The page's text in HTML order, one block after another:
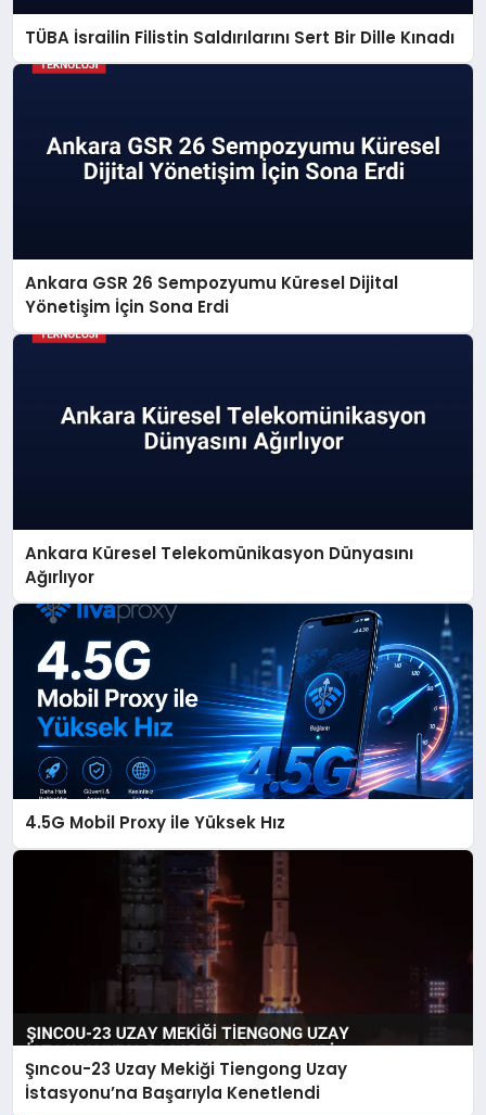
TÜBA İsrailin Filistin Saldırılarını Sert Bir Dille Kınadı
Ankara GSR 26 Sempozyumu Küresel Dijital
Yönetişim İçin Sona Erdi
Ankara Küresel Telekomünikasyon Dünyasını
Ağırlıyor
4.5G Mobil Proxy ile Yüksek Hız
Şıncou-23 Uzay Mekiği Tiengong Uzay
İstasyonu’na Başarıyla Kenetlendi